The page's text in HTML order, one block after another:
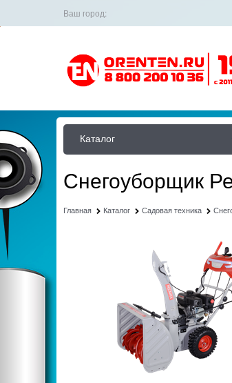
Ваш город:
Каталог
Снегоуборщик
Главная Каталог Садовая техника